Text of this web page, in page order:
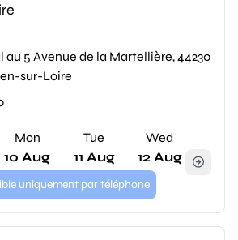
5 Avenue de la Martellière, 44230
sur-Loire
Mon
10 Aug
Tue
11 Aug
Wed
12 Aug
uniquement par téléphone